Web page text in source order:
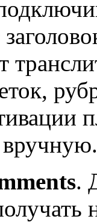
вручную.
.